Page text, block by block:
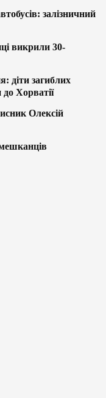
залізничний
викрили 30-
діти загиблих
Хорватії
Олексій